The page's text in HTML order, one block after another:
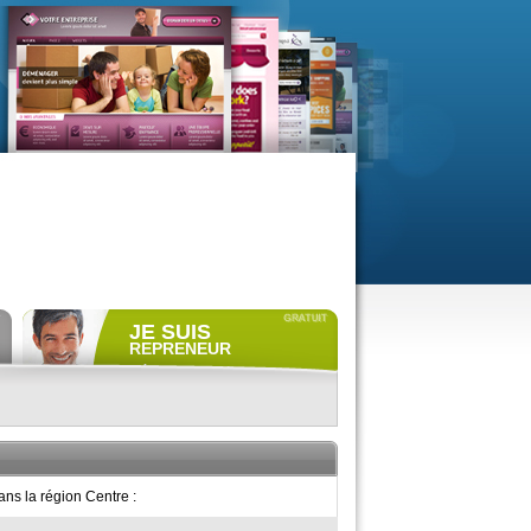
JE SUIS
REPRENEUR
Déposer gratuitementune
ACCÈS REPRENEUR
la région Centre :